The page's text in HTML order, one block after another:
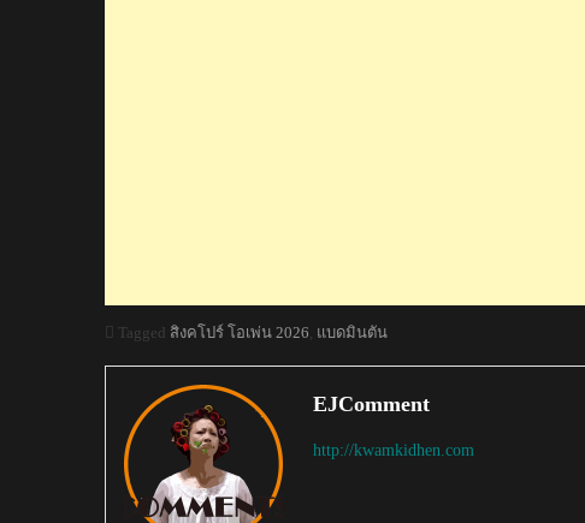
Tagged สิงคโปร์ โอเพ่น 2026 แบดมินตัน
EJComment
http://kwamkidhen.com